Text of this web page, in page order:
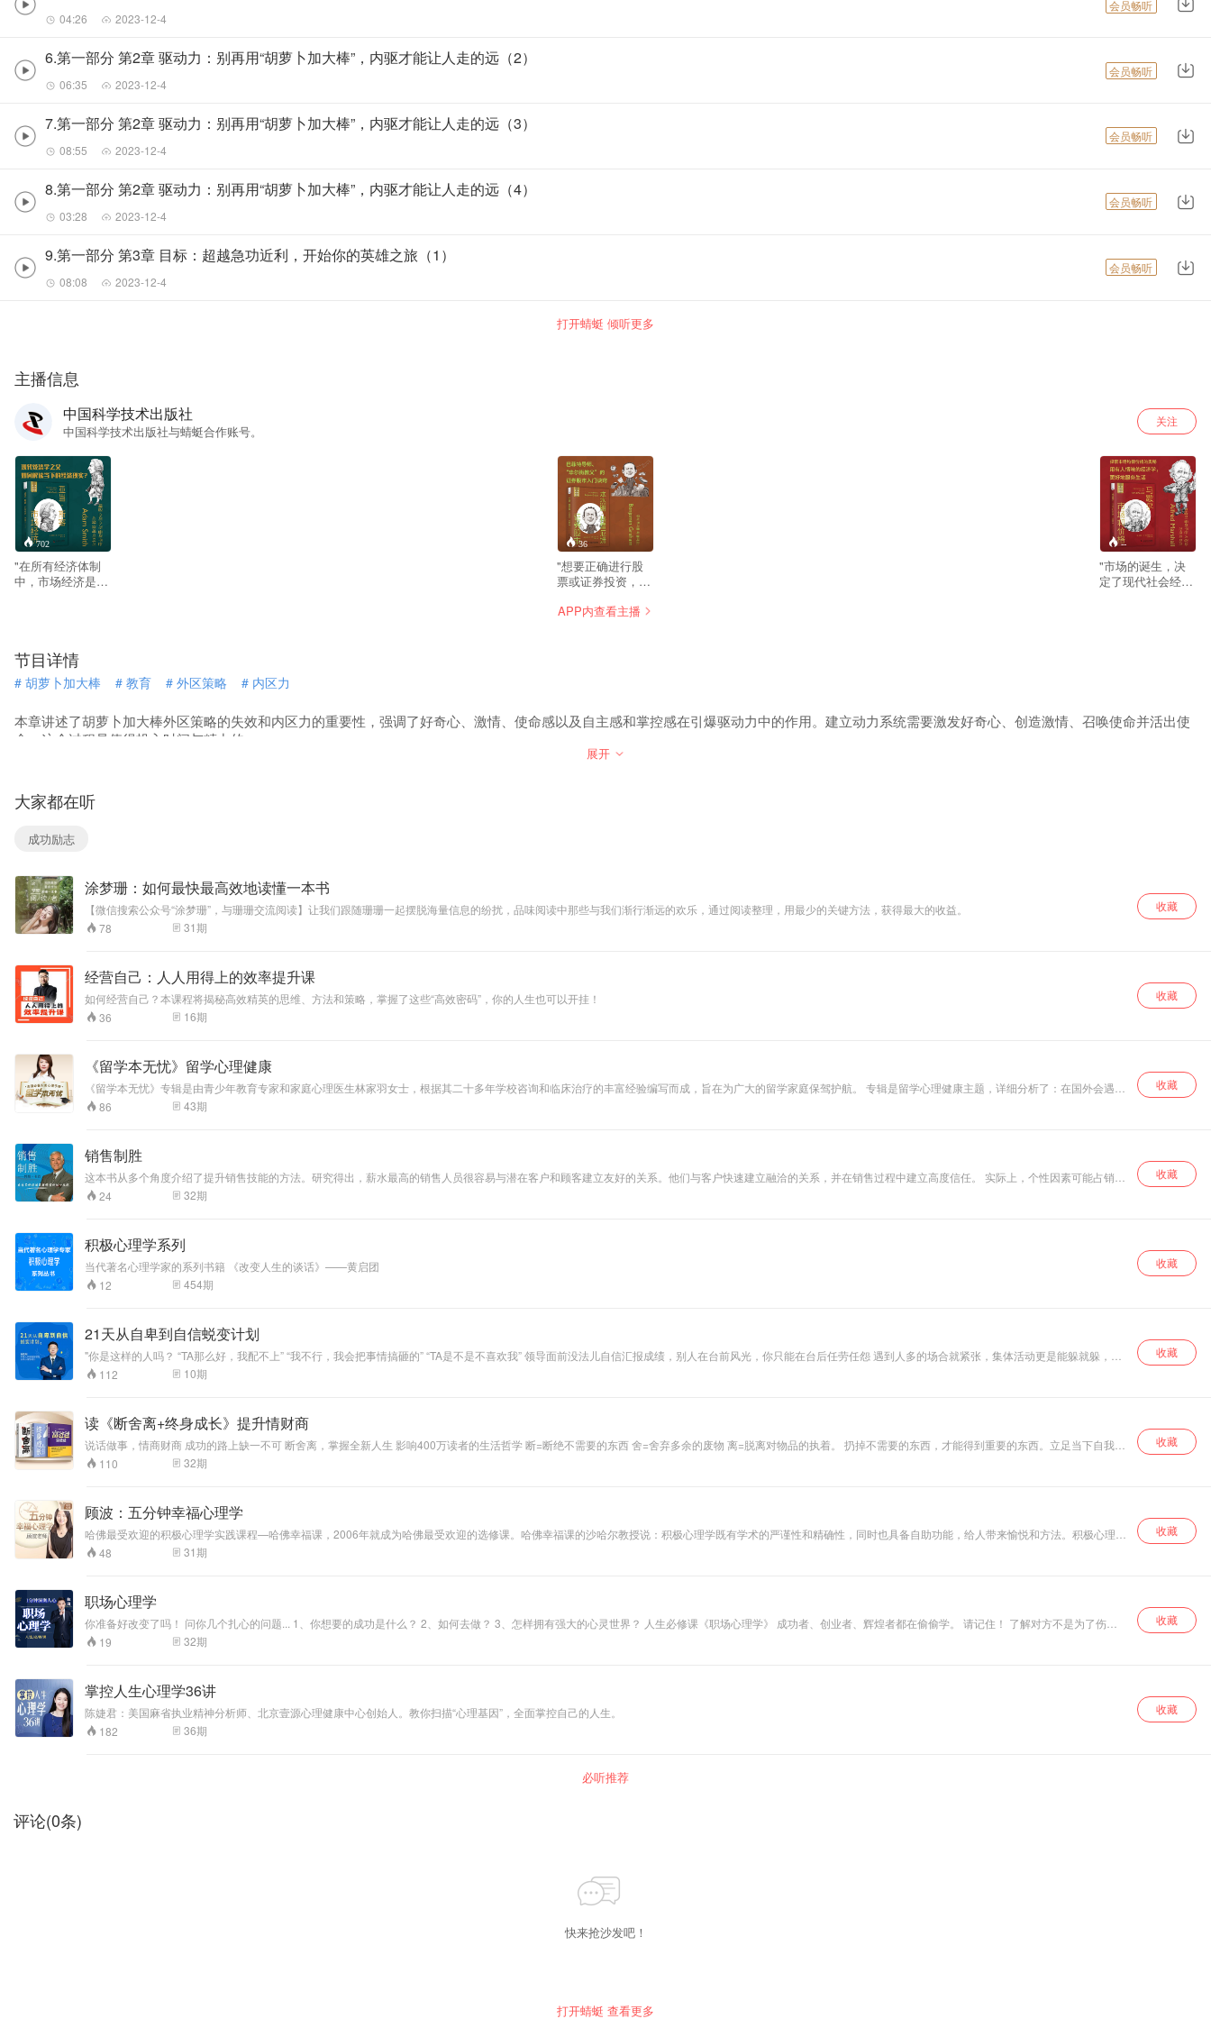
04:26 2023-12-4
会员畅听
6.第一部分 第2章 驱动力：别再用“胡萝卜加大棒”，内驱才能让人走的远（2）
06:35 2023-12-4
会员畅听
7.第一部分 第2章 驱动力：别再用“胡萝卜加大棒”，内驱才能让人走的远（3）
08:55 2023-12-4
会员畅听
8.第一部分 第2章 驱动力：别再用“胡萝卜加大棒”，内驱才能让人走的远（4）
03:28 2023-12-4
会员畅听
9.第一部分 第3章 目标：超越急功近利，开始你的英雄之旅（1）
08:08 2023-12-4
会员畅听
打开蜻蜓 倾听更多
主播信息
中国科学技术出版社
中国科学技术出版社与蜻蜓合作账号。
关注
702
"在所有经济体制
中，市场经济是如
种效率较高的经济
体制。 被称为“经
济学之父”的亚当·
Smith,1723—
1790) 14岁就考入
场经济和劳动分工
的理论。这本书向
市场经济是如何运
知识。"
36
"想要正确进行股
票或证券投资，首
业到底是怎样运行
如何成为“聪明的投
资者”? 本书中有本
杰明·格雷厄姆
(Benjamin
资者》。他在书中
邀请读者亲身体会
刻的了解。"
--
"市场的诞生，决
定了现代社会经济
市场。 而市场里存
在的需求与供给，
时代的视角，带领
大家了解市场这个
念。本书用易于理
解的语言对市场的
含义、市场的种类
能进一步提升各位
读者对经济学的认
APP内查看主播
节目详情
# 胡萝卜加大棒 # 教育 # 外区策略 # 内区力
本章讲述了胡萝卜加大棒外区策略的失效和内区力的重要性，强调了好奇心、激情、使命感以及自主感和掌控感在引爆驱动力中的作用。建立动力系统需要激发好奇心、创造激情、召唤使命并活出使
命，这个过程是值得投入时间与精力的。
展开
大家都在听
成功励志
涂梦珊：如何最快最高效地读懂一本书
【微信搜索公众号“涂梦珊”，与珊珊交流阅读】让我们跟随珊珊一起摆脱海量信息的纷扰，品味阅读中那些与我们渐行渐远的欢乐，通过阅读整理，用最少的关键方法，获得最大的收益。
78
31期
收藏
经营自己：人人用得上的效率提升课
如何经营自己？本课程将揭秘高效精英的思维、方法和策略，掌握了这些“高效密码”，你的人生也可以开挂！
36
16期
收藏
《留学本无忧》留学心理健康
《留学本无忧》专辑是由青少年教育专家和家庭心理医生林家羽女士，根据其二十多年学校咨询和临床治疗的丰富经验编写而成，旨在为广大的留学家庭保驾护航。 专辑是留学心理健康主题，详细分析了：在国外会遇到
的种种心理问题和应对方法，如何面对排斥和歧视，如何减轻学业的压力，友谊爱情，情绪的自我调整，以及和家人的良好沟通等等方面。
86 43期
收藏
销售制胜
这本书从多个角度介绍了提升销售技能的方法。研究得出，薪水最高的销售人员很容易与潜在客户和顾客建立友好的关系。他们与客户快速建立融洽的关系，并在销售过程中建立高度信任。 实际上，个性因素可能占销售
成功的80％或更多。人际效率比其他任何因素都更重要的是基于销售人员的自我形象和自尊。自尊与销售成功之间似乎存在直接关系。书中讲述了道理：您越喜欢自己，您的工作就会越好；您做得越好，就越认可自己。
您越成功，就越觉得自己是“赢家”。您越喜欢这种获胜的感觉，您的工作就越努力，您接触的人就越多，您获得的销售业绩就越好。成功和个人力量不断地螺旋式上升，从而将您推向领域顶峰。
24 32期
收藏
积极心理学系列
当代著名心理学家的系列书籍 《改变人生的谈话》——黄启团
12
454期
收藏
21天从自卑到自信蜕变计划
"你是这样的人吗？ “TA那么好，我配不上” “我不行，我会把事情搞砸的” “TA是不是不喜欢我” 领导面前没法儿自信汇报成绩，别人在台前风光，你只能在台后任劳任怨 遇到人多的场合就紧张，集体活动更是能躲就躲，与
同事关系一般 有好感的异性不敢主动接近，错过本该美好的感情，留下很多遗憾 人群中没有存在感，很难融入一个圈子，措施获得优质人脉的机会 客户面前局促不安，不知道该聊些什么，别人发展越来越好，你还停留
112 10期
收藏
读《断舍离+终身成长》提升情财商
说话做事，情商财商 成功的路上缺一不可 断舍离，掌握全新人生 影响400万读者的生活哲学 断=断绝不需要的东西 舍=舍弃多余的废物 离=脱离对物品的执着。 扔掉不需要的东西，才能得到重要的东西。立足当下自我，
践行新陈代谢式美学思维。脱离心中执念，人生才能轻盈前行！ 终身成长，颠覆认知思维 获取好的思维模式 比听一万个大道理重要 成功不在先天，不靠外在，关键在于思维模式：是满足于现有成果、避免失败可能的固
定型，还是以努力为豪、寻求挑战机会的成长型，决定了你能在成功路上走多远。 每个人都应该保持终身成长的学习习惯，不管是生活还在职场，拥有良好额交集能力。 我们需要不断的学习，说话之道，处事之道。 学
断力 颠覆过去对金钱的观念 本专辑整合热门爆款书籍，配合五大版块，三大概念，让你学会抓住重点，学会沟通之术，同时帮助你平衡职场和生活的同时，突破个人认知，掌握财富密码。 学会驾驭大小场面，应对人生
的突发状况 高情商处理人际关系，培养逆商突破格局
110 32期
收藏
顾波：五分钟幸福心理学
哈佛最受欢迎的积极心理学实践课程—哈佛幸福课，2006年就成为哈佛最受欢迎的选修课。哈佛幸福课的沙哈尔教授说：积极心理学既有学术的严谨性和精确性，同时也具备自助功能，给人带来愉悦和方法。积极心理
学，是一门帮助普通人活出积极、乐观、丰盈蓬勃人生的心理学。五花马积极心理创始人，顾波老师，长期从事积极心理学线上线下培训、亲子育儿及心理读书会活动。通过积极心理学成长教练、训练营等课程，每年帮
助几十万需要心理疗愈的人群。通过对老版哈佛幸福心理课程的拆解，根据中国人独有的心理情绪，独创适合国人的5分钟心理学，让人重新定义幸福，理解幸福。找到自我，用积极的心理去拥抱幸福人生。
48 31期
收藏
职场心理学
你准备好改变了吗！ 问你几个扎心的问题... 1、你想要的成功是什么？ 2、如何去做？ 3、怎样拥有强大的心灵世界？ 人生必修课《职场心理学》 成功者、创业者、辉煌者都在偷偷学。 请记住！ 了解对方不是为了伤害
彼此、而是更好的保护自己 在同一个环境中强者和弱者的的分界线就在于谁能改变谁、 前提是谁能看清谁、 梳理你的逻辑关系、了解他人心理动向、 掌握主动权。
19 32期
收藏
掌控人生心理学36讲
陈婕君：美国麻省执业精神分析师、北京壹源心理健康中心创始人。教你扫描“心理基因”，全面掌控自己的人生。
182
36期
收藏
必听推荐
评论(0条)
快来抢沙发吧！
打开蜻蜓 查看更多